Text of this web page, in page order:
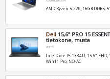
AMD Ryzen 5-220, 16GB DDR5,
Dell 15,6" PRO 15
tietokone, musta
YFTTM
Intel Core I5-1334U, 15.6" FHD,
Win11 Pro, NO-AC